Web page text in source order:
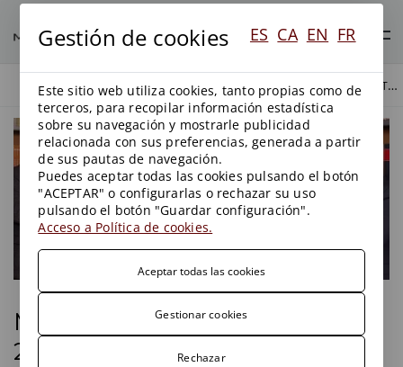
BLOG BLOG MEMENTO MEDIO AMBIENTE 2019-2020.
Memento Medio Ambiente
2019-2020.
Gestión de cookies ES CA EN FR
Este sitio web utiliza cookies, tanto propias como de
terceros, para recopilar información estadística
sobre su navegación y mostrarle publicidad
relacionada con sus preferencias, generada a partir
de sus pautas de navegación.
Puedes aceptar todas las cookies pulsando el botón
"ACEPTAR" o configurarlas o rechazar su uso
pulsando el botón "Guardar configuración".
Acceso a Política de cookies.
Aceptar todas las cookies
Gestionar cookies
Rechazar